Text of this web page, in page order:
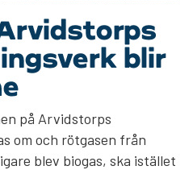
blir
på Arvidstorps
om och rötgasen från
blev biogas, ska istället